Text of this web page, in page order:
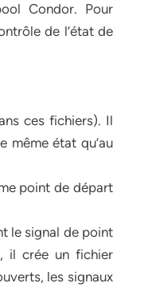
Condor. Pour
de l’état de
ces fichiers). Il
même état qu’au
point de départ
le signal de point
il crée un fichier
les signaux